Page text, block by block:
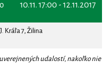
10.11. 17:00 - 12.11.2017
Kráľa 7, Žilina
udalostí, nakoľko nie